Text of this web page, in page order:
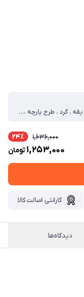
سایز ، L، XL، XXL ، آستین ، کوتاه ، جنس ، ماکان ، یقه ، گرد ، طرح پارچه ، چاپی ، نوع ، تیشرت ، سایز لارج ، دور سینه=116 قد=72 آستین=25 ، سایز ایکس لارج ، دور سینه=122 قد=73 آستین=26 ، سایز دو ایکس لارج ، دور سینه=128 قد=75 آستین=28
1,636,000 24٪
1,253,000تومان
گارانتی اصالت کالا
دیدگاه‌ها